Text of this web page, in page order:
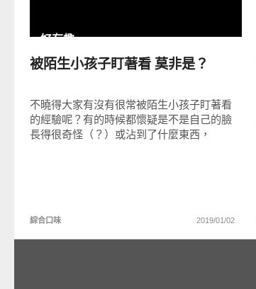
好有趣
被陌生小孩子盯著看 莫非是？
不曉得大家有沒有很常被陌生小孩子盯著看
的經驗呢？有的時候都懷疑是不是自己的臉
長得很奇怪（？）或沾到了什麼東西，
綜合口味 2019/01/02